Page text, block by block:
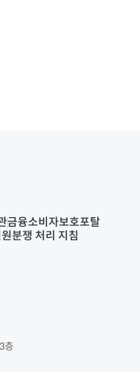
금융소비자보호포탈
분쟁 처리 지침
층